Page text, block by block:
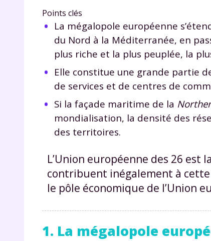
Points clés
La mégalopole européenne
du Nord à la Méditerranée, en
plus riche et la plus peuplée, la
Elle constitue une grande partie
de services et de centres de
Si la façade maritime de la
mondialisation, la densité des
des territoires.
L’Union européenne des 26 est la
contribuent inégalement à
le pôle économique de l’Union
1. La mégalopole